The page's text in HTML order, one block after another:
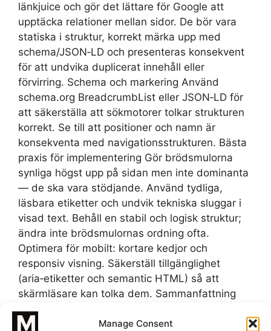
Manage Consent
länkjuice och gör det lättare för Google att
upptäcka relationer mellan sidor. De bör vara
statiska i struktur, korrekt märka upp med
schema/JSON‑LD och presenteras konsekvent
för att undvika duplicerat innehåll eller
förvirring. Schema och markering Använd
schema.org BreadcrumbList eller JSON‑LD för
att säkerställa att sökmotorer tolkar strukturen
korrekt. Se till att positioner och namn är
konsekventa med navigationsstrukturen. Bästa
praxis för implementering Gör brödsmulorna
synliga högst upp på sidan men inte dominanta
— de ska vara stödjande. Använd tydliga,
läsbara etiketter och undvik tekniska sluggar i
visad text. Behåll en stabil och logisk struktur;
ändra inte brödsmulornas ordning ofta.
Optimera för mobilt: kortare kedjor och
responsiv visning. Säkerställ tillgänglighet
(aria‑etiketter och semantic HTML) så att
skärmläsare kan tolka dem. Sammanfattning
och rekommendation Inför brödsmulor för att
underlätta orientering, förbättra navigeringen